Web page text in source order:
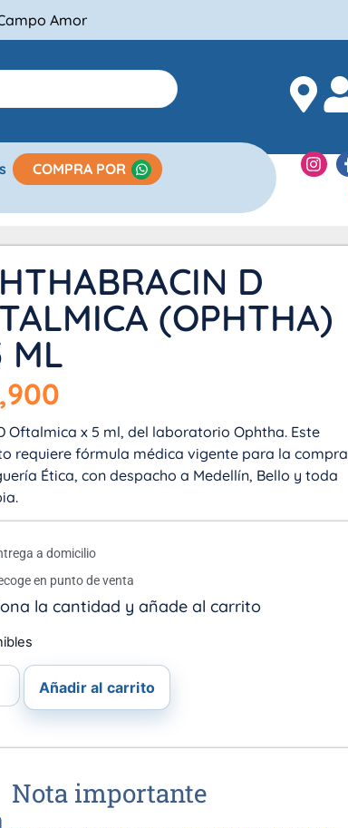
Amor
COMPRA POR
D
(OPHTHA)
ML
Oftalmica x 5 ml, del laboratorio Ophtha. Este
requiere fórmula médica vigente para la compra
Ética, con despacho a Medellín, Bello y toda
a domicilio
en punto de venta
la cantidad y añade al carrito
Añadir al carrito
Nota importante